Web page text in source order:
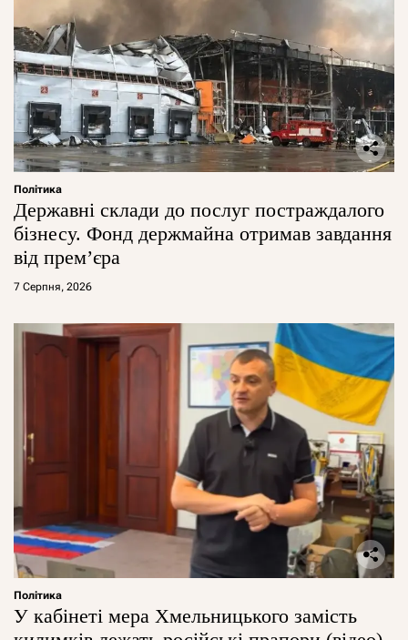
Політика
Державні склади до послуг постраждалого
бізнесу. Фонд держмайна отримав завдання
від прем’єра
7 Серпня, 2026
Політика
У кабінеті мера Хмельницького замість